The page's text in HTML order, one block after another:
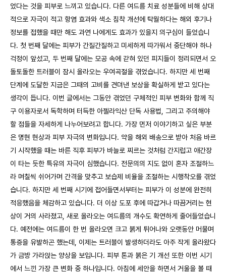
었다는 것을 피부로 느끼고 있습니다. 다른 여드름 치료 성분들에 비해 상대
적으로 자극이 적고 항염 효과와 색소 침착 개선에 탁월하다는 해외 후기나
정보를 접했을 때만 해도 과연 나에게도 효과가 있을지 의구심이 들었습니
다. 첫 번째 달에는 피부가 간질간질하고 미세하게 따가워서 중단해야 하나
걱정이 앞섰고, 두 번째 달에는 모공 속에 갇혀 있던 피지들이 정리되면서 오
돌토돌한 트러블이 잠시 올라오는 우여곡절을 겪었습니다. 하지만 세 번째
단계에 도달한 지금은 그때의 고비를 견뎌낸 보상을 확실하게 받고 있다는
생각이 듭니다. 이번 글에서는 그동안 겪었던 구체적인 피부 변화와 함께 직
구 이용자로서 독학하며 터득한 아젤라익산 단독 사용법, 그리고 주의해야
할 점들을 자세하게 나누어보려고 합니다. 가장 먼저 이야기하고 싶은 부분
은 명현 현상과 피부 자극의 변화입니다. 약을 해외 배송으로 받아 처음 바르
기 시작했을 때는 바른 직후 피부가 바늘로 찌르는 것처럼 간지럽고 애간장
이 타는 듯한 특유의 자극이 심했습니다. 전문의의 지도 없이 혼자 조절하느
라 며칠씩 쉬어가며 간격을 맞추고 보습제 비율을 조절하는 시행착오를 겪었
습니다. 하지만 세 번째 시기에 접어들면서부터는 피부가 이 성분에 완전히
적응했음을 체감하고 있습니다. 더 이상 도포 후에 따갑거나 따끔거리는 현
상이 거의 사라졌고, 새로 올라오는 여드름의 개수도 확연하게 줄어들었습니
다. 예전에는 여드름이 한 번 올라오면 크고 붉게 튀어나와 오랫동안 머물며
통증을 유발하곤 했는데, 이제는 트러블이 발생하더라도 아주 작게 올라왔다
가 금방 가라앉는 양상을 보입니다. 피부 톤과 붉은 기 개선 또한 이번 시기
에서 느낀 가장 큰 변화 중 하나입니다. 아침에 세안을 하면서 거울을 볼 때